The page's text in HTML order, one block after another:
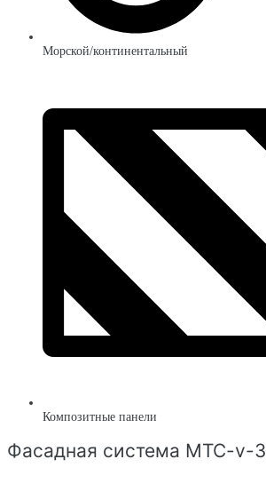
Морской/континентальный
Композитные панели
Фасадная система MTC-v-